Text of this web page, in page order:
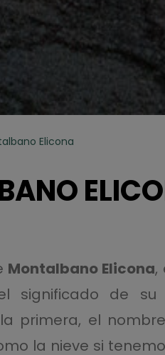
Elicona
Montalbano Elicona,
significado de su
primera, el
la nieve si